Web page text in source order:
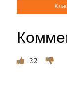
22